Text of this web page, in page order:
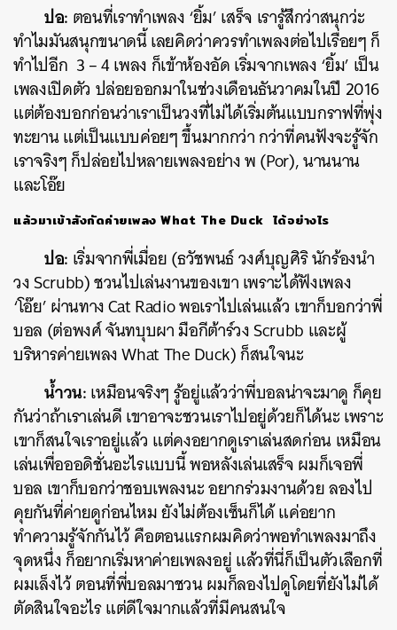
ปอ: ตอนที่เราทำเพลง ‘ยิ้ม’ เสร็จ เรารู้สึกว่าสนุกว่ะ
ทำไมมันสนุกขนาดนี้ เลยคิดว่าควรทำเพลงต่อไปเรื่อยๆ ก็
ทำไปอีก 3 – 4 เพลง ก็เข้าห้องอัด เริ่มจากเพลง ‘ยิ้ม’ เป็น
เพลงเปิดตัว ปล่อยออกมาในช่วงเดือนธันวาคมในปี 2016
แต่ต้องบอกก่อนว่าเราเป็นวงที่ไม่ได้เริ่มต้นแบบกราฟที่พุ่ง
ทะยาน แต่เป็นแบบค่อยๆ ขึ้นมากกว่า กว่าที่คนฟังจะรู้จัก
เราจริงๆ ก็ปล่อยไปหลายเพลงอย่าง พ (Por), นานนาน
และโอ๊ย
แล้วมาเข้าสังกัดค่ายเพลง What The Duck ได้อย่างไร
ปอ: เริ่มจากพี่เมื่อย (ธวัชพนธ์ วงศ์บุญศิริ นักร้องนำ
วง Scrubb) ชวนไปเล่นงานของเขา เพราะได้ฟังเพลง
‘โอ๊ย’ ผ่านทาง Cat Radio พอเราไปเล่นแล้ว เขาก็บอกว่าพี่
บอล (ต่อพงศ์ จันทบุบผา มือกีต้าร์วง Scrubb และผู้
บริหารค่ายเพลง What The Duck) ก็สนใจนะ
น้ำวน:เหมือนจริงๆ รู้อยู่แล้วว่าพี่บอลน่าจะมาดู ก็คุย
กันว่าถ้าเราเล่นดี เขาอาจะชวนเราไปอยู่ด้วยก็ได้นะ เพราะ
เขาก็สนใจเราอยู่แล้ว แต่คงอยากดูเราเล่นสดก่อน เหมือน
เล่นเพื่อออดิชั่นอะไรแบบนี้ พอหลังเล่นเสร็จ ผมก็เจอพี่
บอล เขาก็บอกว่าชอบเพลงนะ อยากร่วมงานด้วย ลองไป
คุยกันที่ค่ายดูก่อนไหม ยังไม่ต้องเซ็นก็ได้ แค่อยาก
ทำความรู้จักกันไว้ คือตอนแรกผมคิดว่าพอทำเพลงมาถึง
จุดหนึ่ง ก็อยากเริ่มหาค่ายเพลงอยู่ แล้วที่นี่ก็เป็นตัวเลือกที่
ผมเล็งไว้ ตอนที่พี่บอลมาชวน ผมก็ลองไปดูโดยที่ยังไม่ได้
ตัดสินใจอะไร แต่ดีใจมากแล้วที่มีคนสนใจ